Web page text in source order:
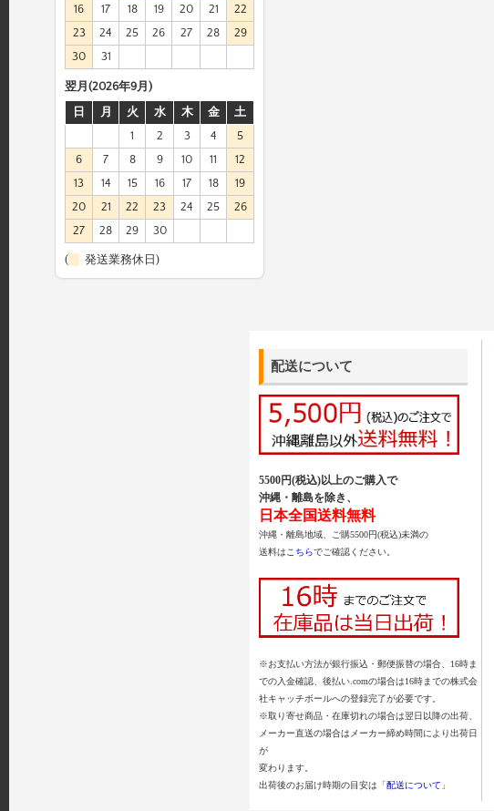
16
17 18 19 20 21
22
23
24 25 26 27 28
29
30
31
翌月(2026年9月)
日
月 火 水 木 金
土
1
2 3 4
5
6
7 8 9 10 11
12
13
14 15 16 17 18
19
20
21 22 23 24 25
26
27
28 29 30
( 発送業務休日)
配送について
5500円(税込)以上のご購入で
沖縄・離島を除き、
日本全国送料無料
沖縄・離島地域、ご購5500円(税込)未満の
送料は こちらでご確認ください。
※お支払い方法が銀行振込・郵便振替の場合、16時ま
での入金確認、後払い.comの場合は16時までの株式会
社キャッチボールへの登録完了が必要です。
※取り寄せ商品・在庫切れの場合は翌日以降の出荷、
メーカー直送の場合はメーカー締め時間により出荷日
が
変わります。
出荷後のお届け時期の目安は「配送について 」